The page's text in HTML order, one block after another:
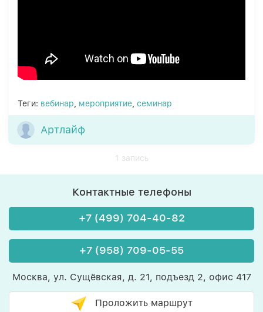
Теги: вебинар мероприятие семинар
Артлайф
1 запись
Контактные телефоны
+7 (499) 704-40-82
+7 (958) 709-05-55
Москва, ул. Сущёвская, д. 21, подъезд 2, офис 417
Проложить маршрут